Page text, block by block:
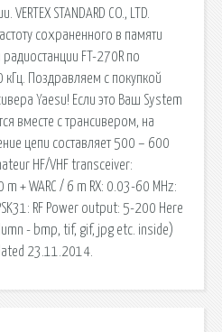
STANDARD CO., LTD.
сохраненного в памяти
FT-270R по
Поздравляем с покупкой
Yaesu! Если это Ваш System
вместе с трансивером, на
цепи составляет 500 – 600
HF/VHF transceiver:
+ WARC / 6 m RX: 0.03-60 MHz:
RF Power output: 5-200 Here
- bmp, tif, gif, jpg etc. inside)
23.11.2014.